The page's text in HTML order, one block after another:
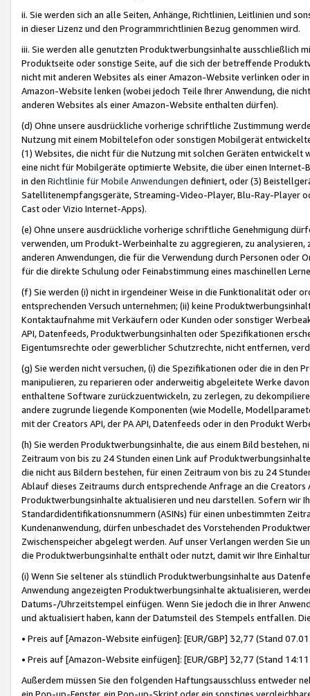
ii. Sie werden sich an alle Seiten, Anhänge, Richtlinien, Leitlinien und
in dieser Lizenz und den Programmrichtlinien Bezug genommen wird.
iii. Sie werden alle genutzten Produktwerbungsinhalte ausschließlich
Produktseite oder sonstige Seite, auf die sich der betreffende
nicht mit anderen Websites als einer Amazon-Website verlinken oder
Amazon-Website lenken (wobei jedoch Teile Ihrer Anwendung, die
anderen Websites als einer Amazon-Website enthalten dürfen).
(d) Ohne unsere ausdrückliche vorherige schriftliche Zustimmung
Nutzung mit einem Mobiltelefon oder sonstigen Mobilgerät
(1) Websites, die nicht für die Nutzung mit solchen Geräten
eine nicht für Mobilgeräte optimierte Website, die über einen
in den Richtlinie für Mobile Anwendungen definiert, oder (3)
Satellitenempfangsgeräte, Streaming-Video-Player, Blu-Ray-Player
Cast oder Vizio Internet-Apps).
(e) Ohne unsere ausdrückliche vorherige schriftliche Genehmigung
verwenden, um Produkt-Werbeinhalte zu aggregieren, zu
anderen Anwendungen, die für die Verwendung durch Personen
für die direkte Schulung oder Feinabstimmung eines maschinellen
(f) Sie werden (i) nicht in irgendeiner Weise in die Funktionalität oder
entsprechenden Versuch unternehmen; (ii) keine
Kontaktaufnahme mit Verkäufern oder Kunden oder sonstiger
API, Datenfeeds, Produktwerbungsinhalten oder Spezifikationen
Eigentumsrechte oder gewerblicher Schutzrechte, nicht entfernen,
(g) Sie werden nicht versuchen, (i) die Spezifikationen oder die in
manipulieren, zu reparieren oder anderweitig abgeleitete Werke
enthaltene Software zurückzuentwickeln, zu zerlegen, zu
andere zugrunde liegende Komponenten (wie Modelle,
mit der Creators API, der PA API, Datenfeeds oder in den Produkt
(h) Sie werden Produktwerbungsinhalte, die aus einem Bild bestehen,
Zeitraum von bis zu 24 Stunden einen Link auf
die nicht aus Bildern bestehen, für einen Zeitraum von bis zu 24
Ablauf dieses Zeitraums durch entsprechende Anfrage an die
Produktwerbungsinhalte aktualisieren und neu darstellen. Sofern wir
Standardidentifikationsnummern (ASINs) für einen unbestimmten
Kundenanwendung, dürfen unbeschadet des Vorstehenden
Zwischenspeicher abgelegt werden. Auf unser Verlangen werden Sie
die Produktwerbungsinhalte enthält oder nutzt, damit wir Ihre
(i) Wenn Sie seltener als stündlich Produktwerbungsinhalte aus
Anwendung angezeigten Produktwerbungsinhalte aktualisieren,
Datums-/Uhrzeitstempel einfügen. Wenn Sie jedoch die in Ihrer
und aktualisiert haben, kann der Datumsteil des Stempels entfallen.
• Preis auf [Amazon-Website einfügen]: [EUR/GBP] 32,77 (Stand
• Preis auf [Amazon-Website einfügen]: [EUR/GBP] 32,77 (Stand
Außerdem müssen Sie den folgenden Haftungsausschluss entweder
ein Pop-up-Fenster, ein Pop-up-Skript oder ein sonstiges